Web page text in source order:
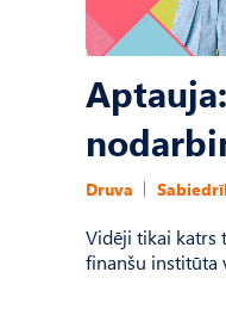
Druva
Vidēji tikai katrs
finanšu institūta